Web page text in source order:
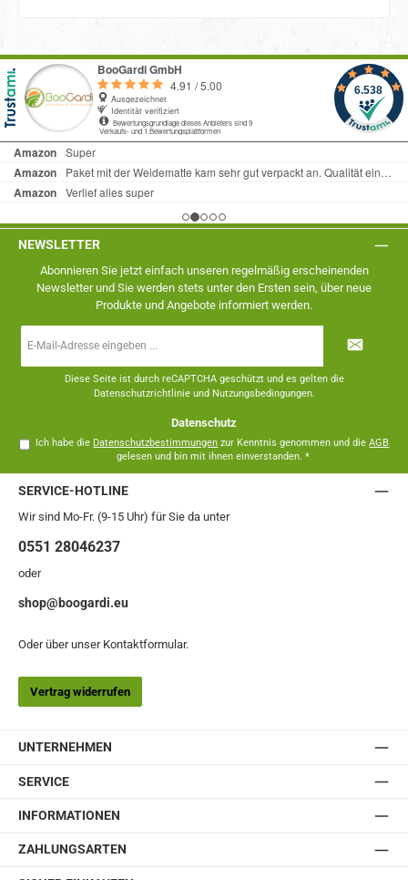
NEWSLETTER
Abonnieren Sie jetzt einfach unseren regelmäßig erscheinenden
Newsletter und Sie werden stets unter den Ersten sein, über neue
Produkte und Angebote informiert werden.
Mail-
Diese Seite ist durch reCAPTCHA geschützt und es gelten die
Datenschutzrichtlinieund Nutzungsbedingungen.
Datenschutz
Ich habe die Datenschutzbestimmungen zur Kenntnis genommen und dieAGB
gelesen und bin mit ihnen einverstanden. *
SERVICE-HOTLINE
Wir sind Mo-Fr. (9-15 Uhr) für Sie da unter
0551 28046237
oder
shop@boogardi.eu
Oder über unser Kontaktformular.
Vertrag widerrufen
UNTERNEHMEN
SERVICE
INFORMATIONEN
ZAHLUNGSARTEN